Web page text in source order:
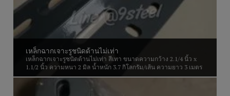
เหล็กฉากเจาะรูชนิดด้านไม่เท่า
เหล็กฉากเจาะรูชนิดด้านไม่เท่า สีเทา ขนาดความกว้าง 2.1/4 นิ้ว x
1.1/2 นิ้ว ความหนา 2 มิล น้ำหนัก 3.7 กิโลกรัม/เส้น ความยาว 3 เมตร